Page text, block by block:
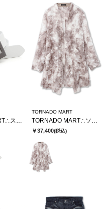
TORNADO MART∴スクエアバックルベルト
TORNADO MART
TORNADO MART∴ソフトシャドーカットJQロングカーデ
￥37,400(税込)